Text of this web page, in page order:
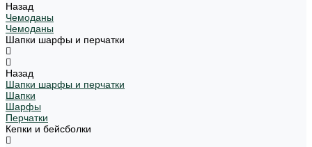
Назад
Чемоданы
Чемоданы
Шапки шарфы и перчатки
Назад
Шапки шарфы и перчатки
Шапки
Шарфы
Перчатки
Кепки и бейсболки